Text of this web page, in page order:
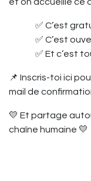
​✅ C’est
​✅ C’est
​✅ Et c’est
📌 Inscris-toi ici
mail de
💛 Et partage
chaîne humaine 💛